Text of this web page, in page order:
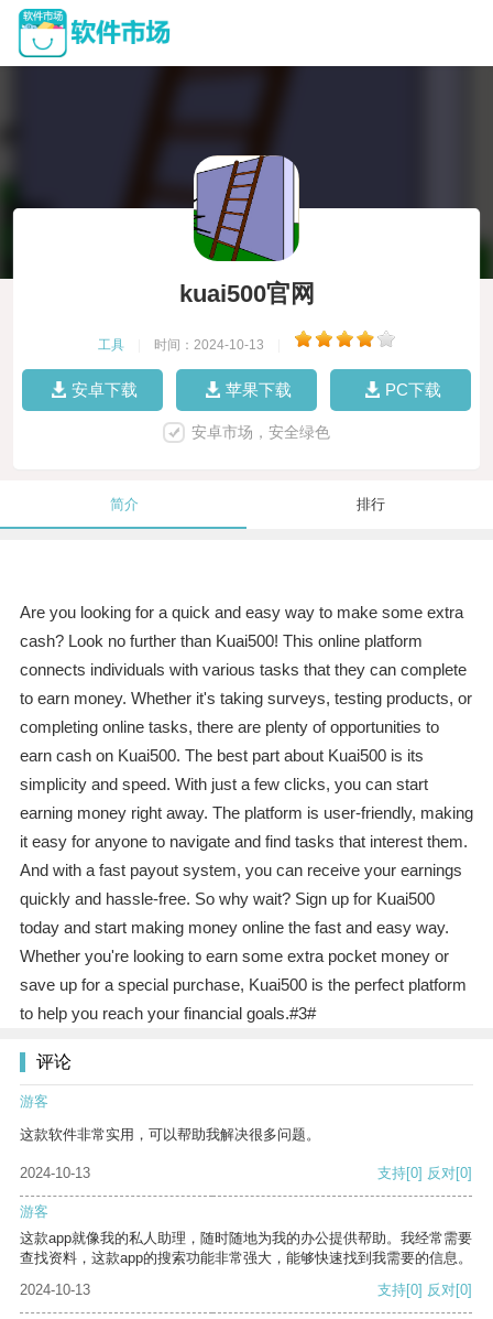
kuai500官网
工具 时间：2024-10-13
安卓下载 苹果下载 PC下载
安卓市场，安全绿色
简介 排行
Are you looking for a quick and easy way to make some extra
cash? Look no further than Kuai500! This online platform
connects individuals with various tasks that they can complete
to earn money. Whether it's taking surveys, testing products, or
completing online tasks, there are plenty of opportunities to
earn cash on Kuai500. The best part about Kuai500 is its
simplicity and speed. With just a few clicks, you can start
earning money right away. The platform is user-friendly, making
it easy for anyone to navigate and find tasks that interest them.
And with a fast payout system, you can receive your earnings
quickly and hassle-free. So why wait? Sign up for Kuai500
today and start making money online the fast and easy way.
Whether you're looking to earn some extra pocket money or
save up for a special purchase, Kuai500 is the perfect platform
to help you reach your financial goals.#3#
评论
游客
这款软件非常实用，可以帮助我解决很多问题。
2024-10-13 支持[0] 反对[0]
游客
这款app就像我的私人助理，随时随地为我的办公提供帮助。我经常需要
查找资料，这款app的搜索功能非常强大，能够快速找到我需要的信息。
2024-10-13
支持[0] 反对[0]